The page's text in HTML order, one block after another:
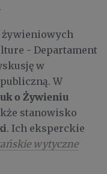
żywieniowych
- Departament
w
W
o Żywieniu
stanowisko
. Ich eksperckie
wytyczne